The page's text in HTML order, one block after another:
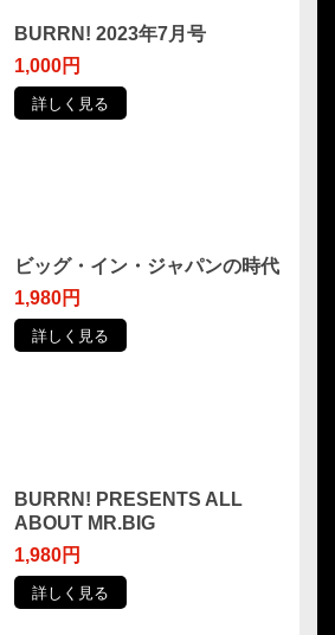
BURRN! 2023年7月号
1,000円
詳しく見る
ビッグ・イン・ジャパンの時代
1,980円
詳しく見る
BURRN! PRESENTS ALL
ABOUT MR.BIG
1,980円
詳しく見る